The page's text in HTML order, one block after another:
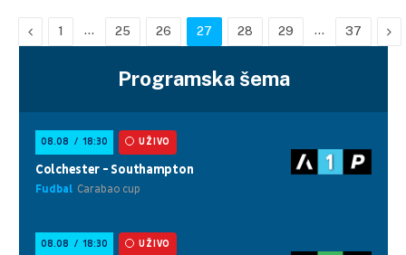
Previous
1 … 25 26 27 28 29 … 37
Programska šema